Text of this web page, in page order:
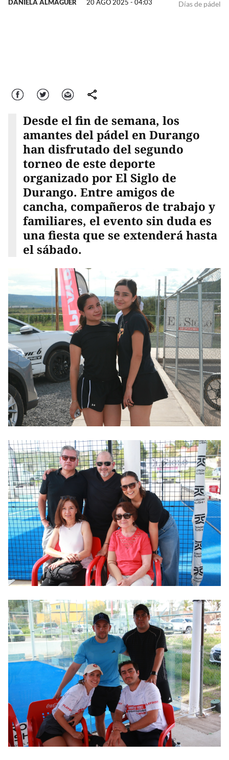
Días de pádel
DANIELA ALMAGUER 20 AGO 2025 - 04:03
Facebook Twitter Correo comparte
Desde el fin de semana, los
amantes del pádel en Durango
han disfrutado del segundo
torneo de este deporte
organizado por El Siglo de
Durango. Entre amigos de
cancha, compañeros de trabajo y
familiares, el evento sin duda es
una fiesta que se extenderá hasta
el sábado.